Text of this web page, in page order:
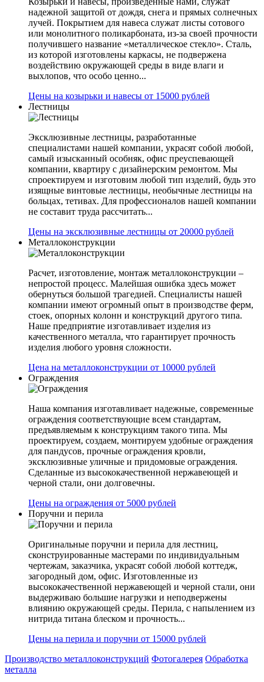
надежной защитой от дождя, снега и прямых солнечных
лучей. Покрытием для навеса служат листы сотового
или монолитного поликарбоната, из-за своей прочности
получившего название «металлическое стекло». Сталь,
из которой изготовлены каркасы, не подвержена
воздействию окружающей среды в виде влаги и
выхлопов, что особо ценно...
Цены на козырьки и навесы от 15000 рублей
Лестницы
Эксклюзивные лестницы, разработанные
специалистами нашей компании, украсят собой любой,
самый изысканный особняк, офис преуспевающей
компании, квартиру с дизайнерским ремонтом. Мы
спроектируем и изготовим любой тип изделий, будь это
изящные винтовые лестницы, необычные лестницы на
больцах, тетивах. Для профессионалов нашей компании
не составит труда рассчитать...
Цены на эксклюзивные лестницы от 20000 рублей
Металлоконструкции
Расчет, изготовление, монтаж металлоконструкции –
непростой процесс. Малейшая ошибка здесь может
обернуться большой трагедией. Специалисты нашей
компании имеют огромный опыт в производстве ферм,
стоек, опорных колонн и конструкций другого типа.
Наше предприятие изготавливает изделия из
качественного металла, что гарантирует прочность
изделия любого уровня сложности.
Цена на металлоконструкции от 10000 рублей
Ограждения
Наша компания изготавливает надежные, современные
ограждения соответствующие всем стандартам,
предъявляемым к конструкциям такого типа. Мы
проектируем, создаем, монтируем удобные ограждения
для пандусов, прочные ограждения кровли,
эксклюзивные уличные и придомовые ограждения.
Сделанные из высококачественной нержавеющей и
черной стали, они долговечны.
Цены на ограждения от 5000 рублей
Поручни и перила
Оригинальные поручни и перила для лестниц,
сконструированные мастерами по индивидуальным
чертежам, заказчика, украсят собой любой коттедж,
загородный дом, офис. Изготовленные из
высококачественной нержавеющей и черной стали, они
выдерживаю большие нагрузки и неподвержены
влиянию окружающей среды. Перила, с напылением из
нитрида титана блеском и прочность...
Цены на перила и поручни от 15000 рублей
Производство металлоконструкций Фотогалерея Обработка
металла